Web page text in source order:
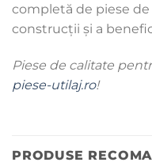
completă de piese
construcții și a
Piese de calitate
piese-utilaj.ro!
PRODUSE